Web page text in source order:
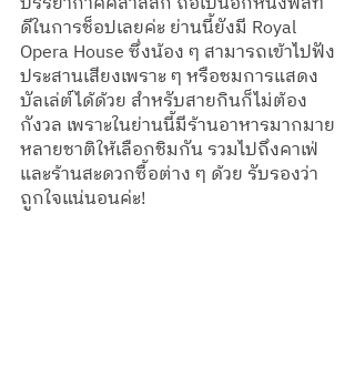
ดีในการช็อปเลยค่ะ ย่านนี้ยังมี Royal
Opera House ซึ่งน้อง ๆ สามารถเข้าไปฟัง
ประสานเสียงเพราะ ๆ หรือชมการแสดง
บัลเล่ต์ได้ด้วย สำหรับสายกินก็ไม่ต้อง
กังวล เพราะในย่านนี้มีร้านอาหารมากมาย
หลายชาติให้เลือกชิมกัน รวมไปถึงคาเฟ่
และร้านสะดวกซื้อต่าง ๆ ด้วย รับรองว่า
ถูกใจแน่นอนค่ะ!